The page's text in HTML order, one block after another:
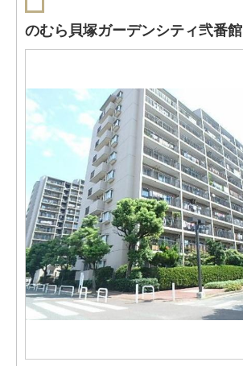
のむら貝塚ガーデンシティ弐番館